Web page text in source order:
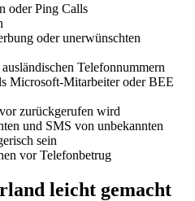
oder Ping Calls
oder unerwünschten
Telefonnummern
Microsoft-Mitarbeiter oder BEE
zurückgerufen wird
und SMS von unbekannten
sein
vor Telefonbetrug
leicht gemacht